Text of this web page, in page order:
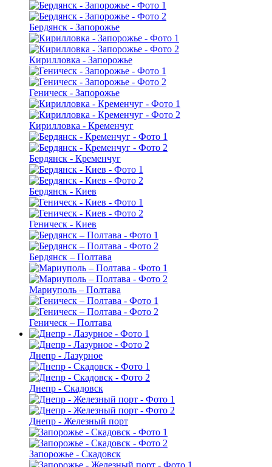
Бердянск - Запорожье
Кирилловка - Запорожье
Геническ - Запорожье
Кирилловка - Кременчуг
Бердянск - Кременчуг
Бердянск - Киев
Геническ - Киев
Бердянск – Полтава
Мариуполь – Полтава
Геническ – Полтава
Днепр - Лазурное
Днепр - Скадовск
Днепр - Железный порт
Запорожье - Скадовск